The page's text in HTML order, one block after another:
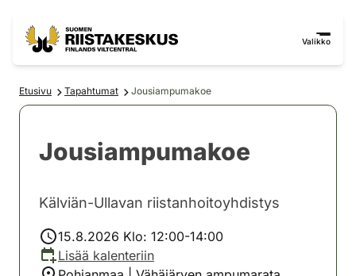
Valikko
Etusivu Tapahtumat Jousiampumakoe
Jousiampumakoe
Kälviän-Ullavan riistanhoitoyhdistys
15.8.2026 Klo: 12:00-14:00
Lisää kalenteriin